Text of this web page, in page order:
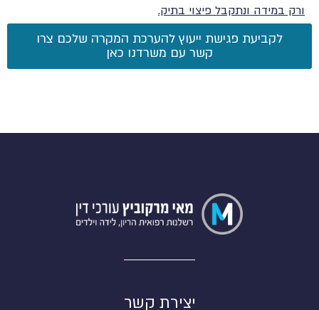
ורק במידה ונתקבל פיצוי בתיק.
לקביעת פגישת ייעוץ להערכת המקרה שלכם צרו
קשר עם משרדנו כאן
יצירת קשר